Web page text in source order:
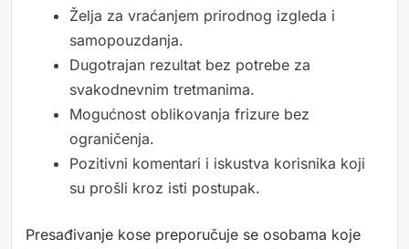
Želja za vraćanjem prirodnog izgleda i
samopouzdanja.
Dugotrajan rezultat bez potrebe za
svakodnevnim tretmanima.
Mogućnost oblikovanja frizure bez
ograničenja.
Pozitivni komentari i iskustva korisnika koji
su prošli kroz isti postupak.
Presađivanje kose preporučuje se osobama koje